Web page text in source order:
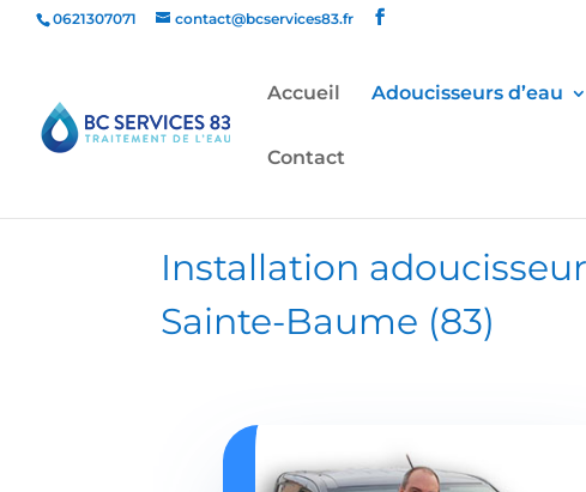
0621307071 contact@bcservices83.fr
Accueil Adoucisseurs d’eau
Contact
Installation adoucisseur
Sainte-Baume (83)